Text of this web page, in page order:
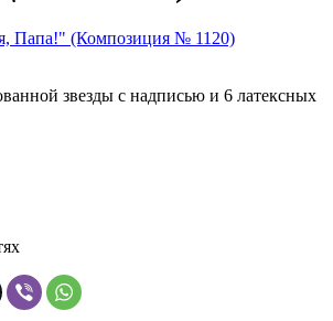
звезды с надписью и 6 латексных